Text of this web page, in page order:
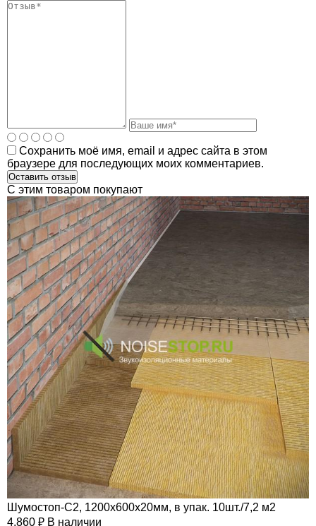
Сохранить моё имя, email и адрес сайта в этом
браузере для последующих моих комментариев.
C этим товаром покупают
Шумостоп-С2, 1200х600х20мм, в упак. 10шт./7,2 м2
4,860 ₽ В наличии